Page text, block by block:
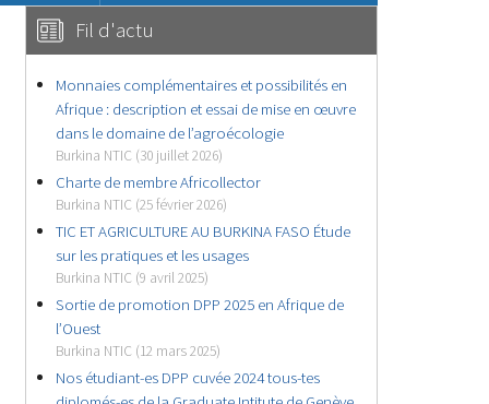
Fil d'actu
Monnaies complémentaires et possibilités en
Afrique : description et essai de mise en œuvre
dans le domaine de l’agroécologie
Burkina NTIC (30 juillet 2026)
Charte de membre Africollector
Burkina NTIC (25 février 2026)
TIC ET AGRICULTURE AU BURKINA FASO Étude
sur les pratiques et les usages
Burkina NTIC (9 avril 2025)
Sortie de promotion DPP 2025 en Afrique de
l’Ouest
Burkina NTIC (12 mars 2025)
Nos étudiant-es DPP cuvée 2024 tous-tes